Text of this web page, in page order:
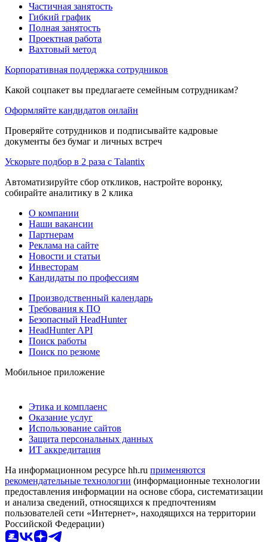
Частичная занятость
Гибкий график
Полная занятость
Проектная работа
Вахтовый метод
Корпоративная поддержка сотрудников
Какой соцпакет вы предлагаете семейным сотрудникам?
Оформляйте кандидатов онлайн
Проверяйте сотрудников и подписывайте кадровые
документы без бумаг и личных встреч
Ускорьте подбор в 2 раза с Talantix
Автоматизируйте сбор откликов, настройте воронку,
собирайте аналитику в 2 клика
О компании
Наши вакансии
Партнерам
Реклама на сайте
Новости и статьи
Инвесторам
Кандидаты по профессиям
Производственный календарь
Требования к ПО
Безопасный HeadHunter
HeadHunter API
Поиск работы
Поиск по резюме
Мобильное приложение
Этика и комплаенс
Оказание услуг
Использование сайтов
Защита персональных данных
ИТ аккредитация
На информационном ресурсе hh.ru применяются
рекомендательные технологии (информационные технологии
предоставления информации на основе сбора, систематизации
и анализа сведений, относящихся к предпочтениям
пользователей сети «Интернет», находящихся на территории
Российской Федерации)